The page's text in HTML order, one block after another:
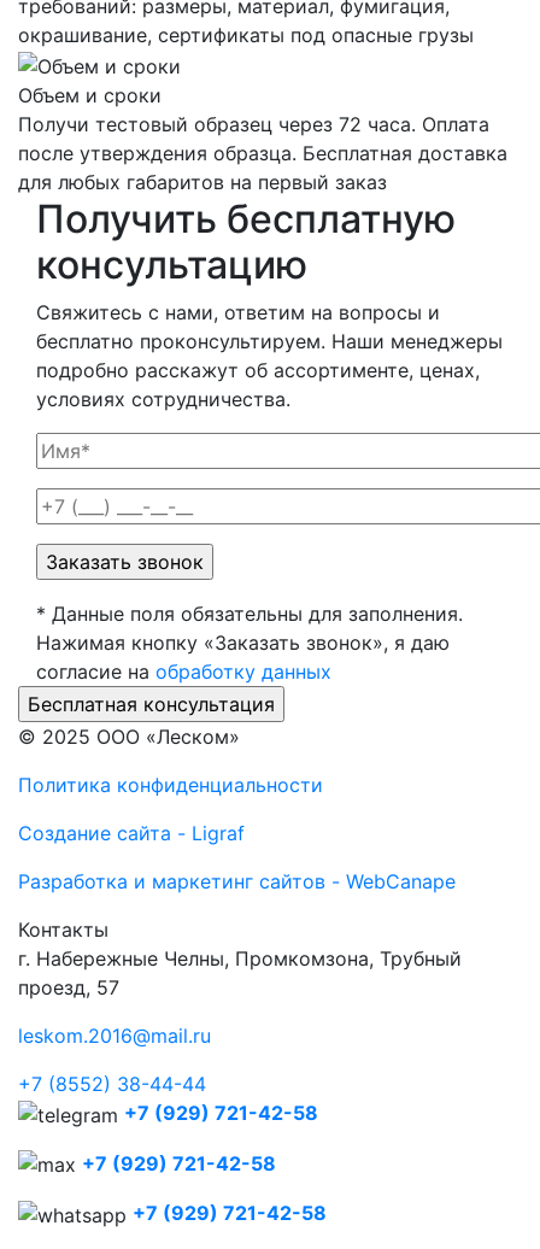
требований: размеры, материал, фумигация,
окрашивание, сертификаты под опасные грузы
Объем и сроки
Получи тестовый образец через 72 часа. Оплата
после утверждения образца. Бесплатная доставка
для любых габаритов на первый заказ
Получить бесплатную
консультацию
Свяжитесь с нами, ответим на вопросы и
бесплатно проконсультируем. Наши менеджеры
подробно расскажут об ассортименте, ценах,
условиях сотрудничества.
* Данные поля обязательны для заполнения.
Нажимая кнопку «Заказать звонок», я даю
согласие на обработку данных
© 2025 ООО «Леском»
Политика конфиденциальности
Создание сайта - Ligraf
Разработка и маркетинг сайтов - WebCanape
Контакты
г. Набережные Челны, Промкомзона, Трубный
проезд, 57
leskom.2016@mail.ru
+7 (8552) 38-44-44
+7 (929) 721-42-58
+7 (929) 721-42-58
+7 (929) 721-42-58